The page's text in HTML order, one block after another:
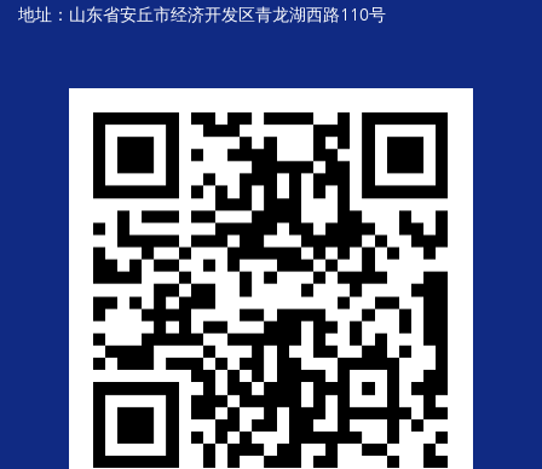
地址：山东省安丘市经济开发区青龙湖西路110号